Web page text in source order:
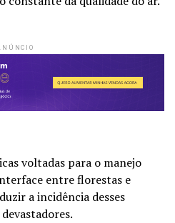
voltadas para o manejo
entre florestas e
a incidência desses